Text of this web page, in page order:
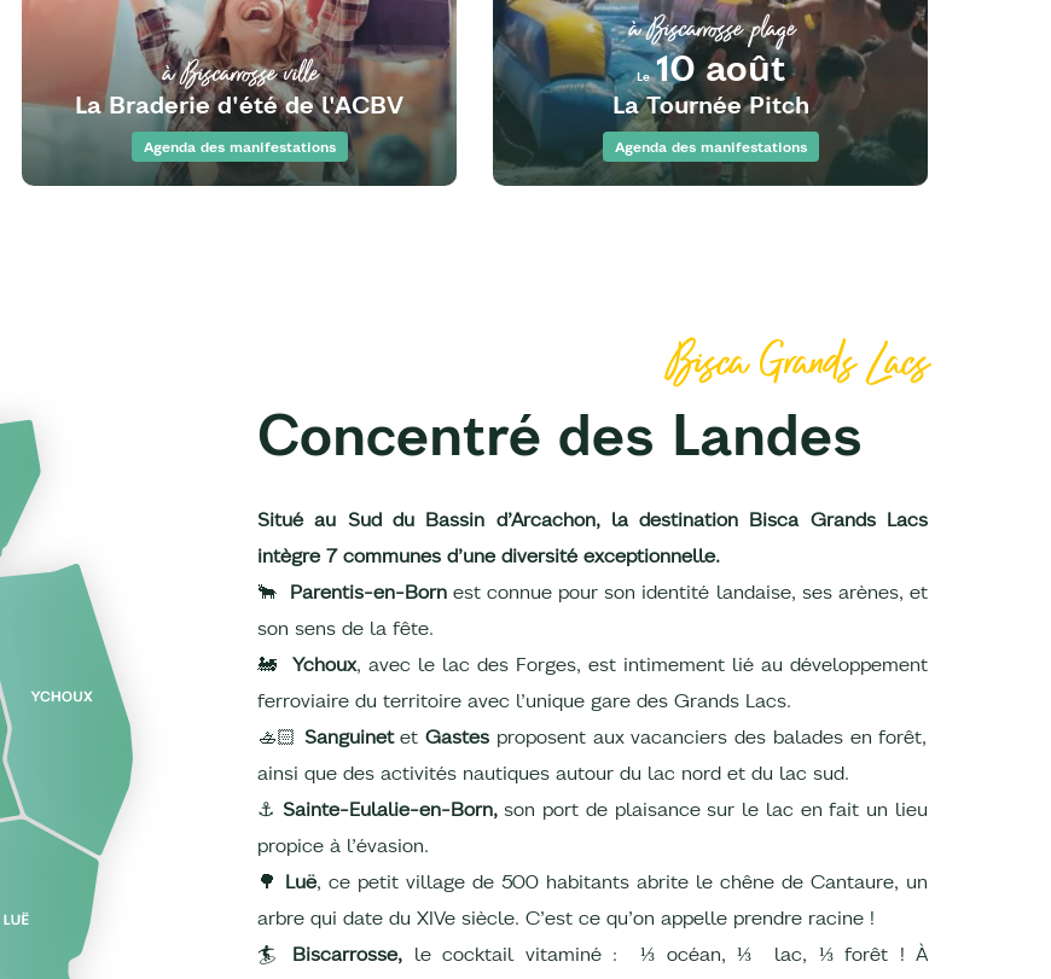
à Biscarrosse ville
La Braderie d'été de l'ACBV
Agenda des manifestations
à Biscarrosse plage
Le10 août
La Tournée Pitch
Agenda des manifestations
Bisca Grands Lacs
Concentré des Landes
Situé au Sud du Bassin d’Arcachon, la destination Bisca Grands Lacs
intègre 7 communes d’une diversité exceptionnelle.
🐂 Parentis-en-Bornest connue pour son identité landaise, ses arènes, et
son sens de la fête.
🚂 Ychoux, avec le lac des Forges, est intimement lié au développement
ferroviaire du territoire avec l’unique gare des Grands Lacs.
🚣🏻 Sanguinetet Gastes proposent aux vacanciers des balades en forêt,
ainsi que des activités nautiques autour du lac nord et du lac sud.
⚓ Sainte-Eulalie-en-Born,son port de plaisance sur le lac en fait un lieu
propice à l’évasion.
🌳 Luë, ce petit village de 500 habitants abrite le chêne de Cantaure, un
arbre qui date du XIVe siècle. C’est ce qu’on appelle prendre racine !
🏄 Biscarrosse, le cocktail vitaminé : ⅓ océan, ⅓ lac, ⅓ forêt ! À